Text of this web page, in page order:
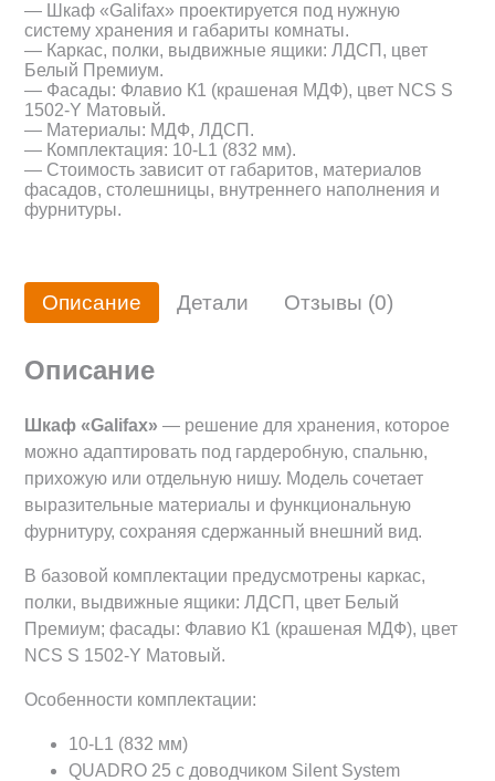
— Шкаф «Galifax» проектируется под нужную
систему хранения и габариты комнаты.
— Каркас, полки, выдвижные ящики: ЛДСП, цвет
Белый Премиум.
— Фасады: Флавио К1 (крашеная МДФ), цвет NCS S
1502-Y Матовый.
— Материалы: МДФ, ЛДСП.
— Комплектация: 10-L1 (832 мм).
— Стоимость зависит от габаритов, материалов
фасадов, столешницы, внутреннего наполнения и
фурнитуры.
Описание Детали Отзывы (0)
Описание
Шкаф «Galifax» — решение для хранения, которое
можно адаптировать под гардеробную, спальню,
прихожую или отдельную нишу. Модель сочетает
выразительные материалы и функциональную
фурнитуру, сохраняя сдержанный внешний вид.
В базовой комплектации предусмотрены каркас,
полки, выдвижные ящики: ЛДСП, цвет Белый
Премиум; фасады: Флавио К1 (крашеная МДФ), цвет
NCS S 1502-Y Матовый.
Особенности комплектации:
10-L1 (832 мм)
QUADRO 25 с доводчиком Silent System